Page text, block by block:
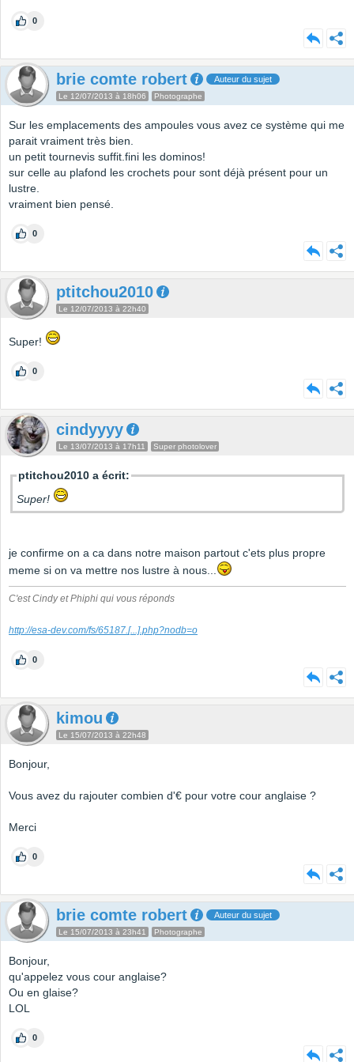
0
brie comte robert Auteur du sujet
Le 12/07/2013 à 18h06 Photographe
Sur les emplacements des ampoules vous avez ce système qui me
parait vraiment très bien.
un petit tournevis suffit.fini les dominos!
sur celle au plafond les crochets pour sont déjà présent pour un
lustre.
vraiment bien pensé.
0
ptitchou2010
Le 12/07/2013 à 22h40
Super!
0
cindyyyy
Le 13/07/2013 à 17h11 Super photolover
ptitchou2010 a écrit:
Super!
je confirme on a ca dans notre maison partout c'ets plus propre
meme si on va mettre nos lustre à nous...
C'est Cindy et Phiphi qui vous réponds
http://esa-dev.com/fs/65187.[...].php?nodb=o
0
kimou
Le 15/07/2013 à 22h48
Bonjour,
Vous avez du rajouter combien d'€ pour votre cour anglaise ?
Merci
0
brie comte robert Auteur du sujet
Le 15/07/2013 à 23h41 Photographe
Bonjour,
qu'appelez vous cour anglaise?
Ou en glaise?
LOL
0